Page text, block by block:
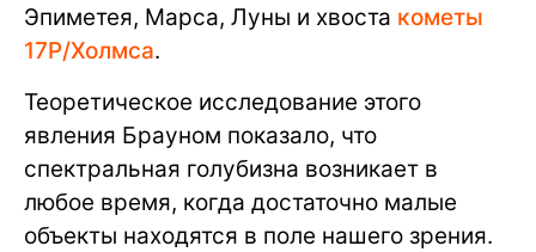
Эпиметея, Марса, Луны и хвоста кометы
17P/Холмса.
Теоретическое исследование этого
явления Брауном показало, что
спектральная голубизна возникает в
любое время, когда достаточно малые
объекты находятся в поле нашего зрения.